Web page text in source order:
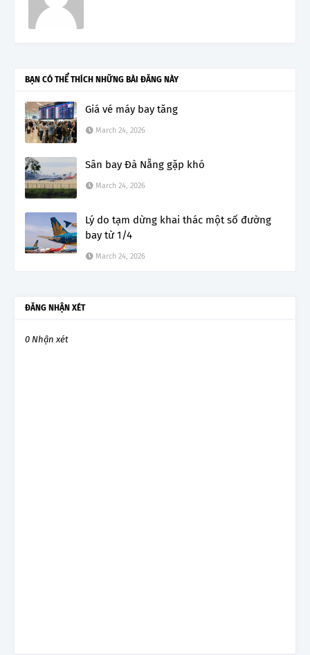
BẠN CÓ THỂ THÍCH NHỮNG BÀI ĐĂNG NÀY
Giá vé máy bay tăng
March 24, 2026
Sân bay Đà Nẵng gặp khó
March 24, 2026
Lý do tạm dừng khai thác một số đường
bay từ 1/4
March 24, 2026
ĐĂNG NHẬN XÉT
0 Nhận xét